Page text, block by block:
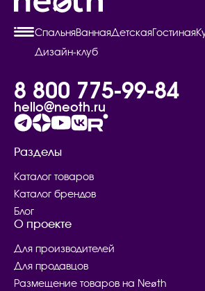
СпальняВаннаяДетскаяГостиная
Дизайн-клуб
8 800 775-99-84
hello@neoth.ru
Разделы
Каталог товаров
Каталог брендов
Блог
О проекте
Для производителей
Для продавцов
Размещение товаров на Neøth